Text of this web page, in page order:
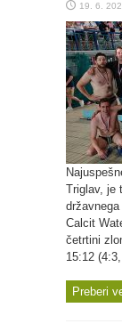
19. 6.
Triglav, je
Calcit
četrtini
15:12
Preberi